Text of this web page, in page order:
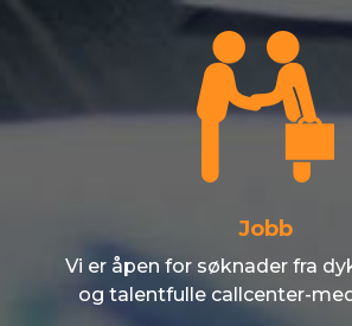
Jobb
Vi er åpen for søknader fra
og talentfulle callcenter-